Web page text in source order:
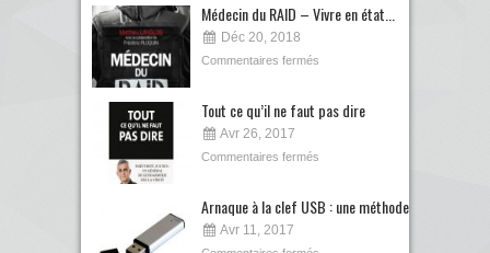
Médecin du RAID – Vivre en état...
Déc 20, 2018
Commentaires fermés
Tout ce qu’il ne faut pas dire
Avr 26, 2017
Commentaires fermés
Arnaque à la clef USB : une méthode...
Avr 11, 2017